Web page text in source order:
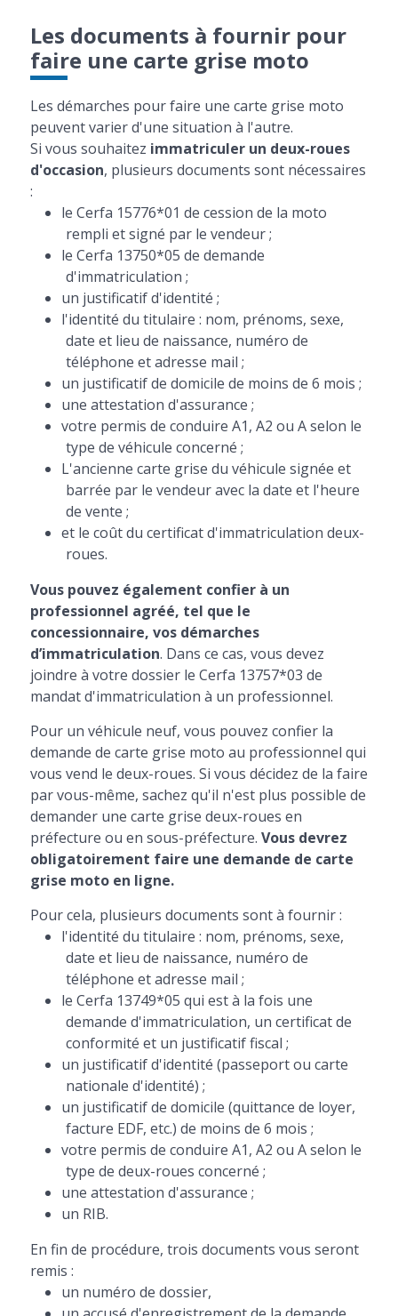
Les documents à fournir pour
faire une carte grise moto
Les démarches pour faire une carte grise moto
peuvent varier d'une situation à l'autre.
Si vous souhaitez immatriculer un deux-roues
d'occasion, plusieurs documents sont nécessaires
:
le Cerfa 15776*01 de cession de la moto
rempli et signé par le vendeur ;
le Cerfa 13750*05 de demande
d'immatriculation ;
un justificatif d'identité ;
l'identité du titulaire : nom, prénoms, sexe,
date et lieu de naissance, numéro de
téléphone et adresse mail ;
un justificatif de domicile de moins de 6 mois ;
une attestation d'assurance ;
votre permis de conduire A1, A2 ou A selon le
type de véhicule concerné ;
L'ancienne carte grise du véhicule signée et
barrée par le vendeur avec la date et l'heure
de vente ;
et le coût du certificat d'immatriculation deux-
roues.
Vous pouvez également confier à un
professionnel agréé, tel que le
concessionnaire, vos démarches
d’immatriculation. Dans ce cas, vous devez
joindre à votre dossier le Cerfa 13757*03 de
mandat d'immatriculation à un professionnel.
Pour un véhicule neuf, vous pouvez confier la
demande de carte grise moto au professionnel qui
vous vend le deux-roues. Si vous décidez de la faire
par vous-même, sachez qu'il n'est plus possible de
demander une carte grise deux-roues en
préfecture ou en sous-préfecture. Vous devrez
obligatoirement faire une demande de carte
grise moto en ligne.
Pour cela, plusieurs documents sont à fournir :
l'identité du titulaire : nom, prénoms, sexe,
date et lieu de naissance, numéro de
téléphone et adresse mail ;
le Cerfa 13749*05 qui est à la fois une
demande d'immatriculation, un certificat de
conformité et un justificatif fiscal ;
un justificatif d'identité (passeport ou carte
nationale d'identité) ;
un justificatif de domicile (quittance de loyer,
facture EDF, etc.) de moins de 6 mois ;
votre permis de conduire A1, A2 ou A selon le
type de deux-roues concerné ;
une attestation d'assurance ;
un RIB.
En fin de procédure, trois documents vous seront
remis :
un numéro de dossier,